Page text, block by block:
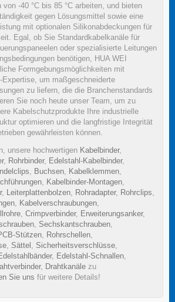
von -40 °C bis 85 °C arbeiten, und bieten
gegen Lösungsmittel sowie eine
mit optionalen Silikonabdeckungen für
Egal, ob Sie Standardkabelkanäle für
oder spezialisierte Leitungen
benötigen, HUA WEI
Formgebungsmöglichkeiten mit
Expertise, um maßgeschneiderte
zu liefern, die die Branchenstandards
Sie noch heute unser Team, um zu
Kabelschutzprodukte Ihre industrielle
optimieren und die langfristige Integrität
gewährleisten können.
unsere hochwertigen Kabelbinder,
, Rohrbinder, Edelstahl-Kabelbinder,
Buchsen Kabelklemmen
Kabelbinder-Montagen
, Leiterplattenbolzen Rohradapter, Rohrclips
Kabelverschraubungen
Crimpverbinder, Erweiterungsanker,
Sechskantschrauben
Stützen Rohrschellen
Sättel Sicherheitsverschlüsse
, Edelstahl-Schnallen
, Drahtkanäle zu
Sie uns für weitere Details!